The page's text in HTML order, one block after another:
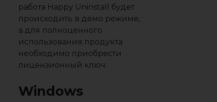
работа Happy Uninstall будет
происходить в демо режиме,
а для полноценного
использования продукта
необходимо приобрести
лицензионный ключ.
Windows